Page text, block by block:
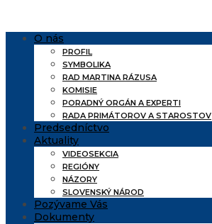
O nás
PROFIL
SYMBOLIKA
RAD MARTINA RÁZUSA
KOMISIE
PORADNÝ ORGÁN A EXPERTI
RADA PRIMÁTOROV A STAROSTOV
Predsedníctvo
Aktuality
VIDEOSEKCIA
REGIÓNY
NÁZORY
SLOVENSKÝ NÁROD
Pozývame Vás
Dokumenty